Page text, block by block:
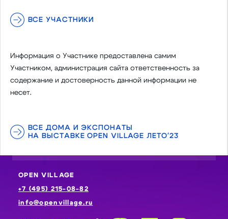
ВСЕ УЧАСТНИКИ
Информация о Участнике предоставлена самим
Участником, администрация сайта ответственность за
содержание и достоверность данной информации не
несет.
ВСЕ ДОМА И ЭКСПОНАТЫ
НА ВЫСТАВКЕ OPEN VILLAGE ЛЕТО'23
OPEN VILLAGE
+7 (495) 215-08-82
info@openvillage.ru